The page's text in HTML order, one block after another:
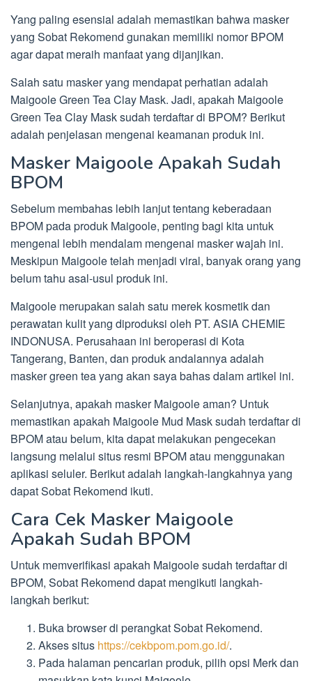
Yang paling esensial adalah memastikan bahwa masker
yang Sobat Rekomend gunakan memiliki nomor BPOM
agar dapat meraih manfaat yang dijanjikan.
Salah satu masker yang mendapat perhatian adalah
Maigoole Green Tea Clay Mask. Jadi, apakah Maigoole
Green Tea Clay Mask sudah terdaftar di BPOM? Berikut
adalah penjelasan mengenai keamanan produk ini.
Masker Maigoole Apakah Sudah
BPOM
Sebelum membahas lebih lanjut tentang keberadaan
BPOM pada produk Maigoole, penting bagi kita untuk
mengenal lebih mendalam mengenai masker wajah ini.
Meskipun Maigoole telah menjadi viral, banyak orang yang
belum tahu asal-usul produk ini.
Maigoole merupakan salah satu merek kosmetik dan
perawatan kulit yang diproduksi oleh PT. ASIA CHEMIE
INDONUSA. Perusahaan ini beroperasi di Kota
Tangerang, Banten, dan produk andalannya adalah
masker green tea yang akan saya bahas dalam artikel ini.
Selanjutnya, apakah masker Maigoole aman? Untuk
memastikan apakah Maigoole Mud Mask sudah terdaftar di
BPOM atau belum, kita dapat melakukan pengecekan
langsung melalui situs resmi BPOM atau menggunakan
aplikasi seluler. Berikut adalah langkah-langkahnya yang
dapat Sobat Rekomend ikuti.
Cara Cek Masker Maigoole
Apakah Sudah BPOM
Untuk memverifikasi apakah Maigoole sudah terdaftar di
BPOM, Sobat Rekomend dapat mengikuti langkah-
langkah berikut:
Buka browser di perangkat Sobat Rekomend.
Akses situs https://cekbpom.pom.go.id/.
Pada halaman pencarian produk, pilih opsi Merk dan